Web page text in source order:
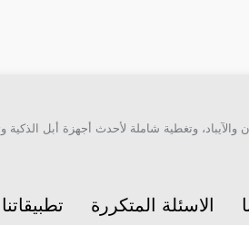
وتغطية شاملة لأحدث أجهزة أبل الذكية
الاسئلة المتكررة تطبيقاتنا